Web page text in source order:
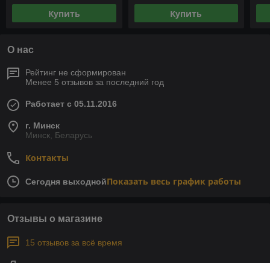
Купить Купить
О нас
Рейтинг не сформирован
Менее 5 отзывов за последний год
Работает с 05.11.2016
г. Минск
Минск, Беларусь
Контакты
Сегодня выходнойПоказать весь график работы
Отзывы о магазине
15 отзывов за всё время